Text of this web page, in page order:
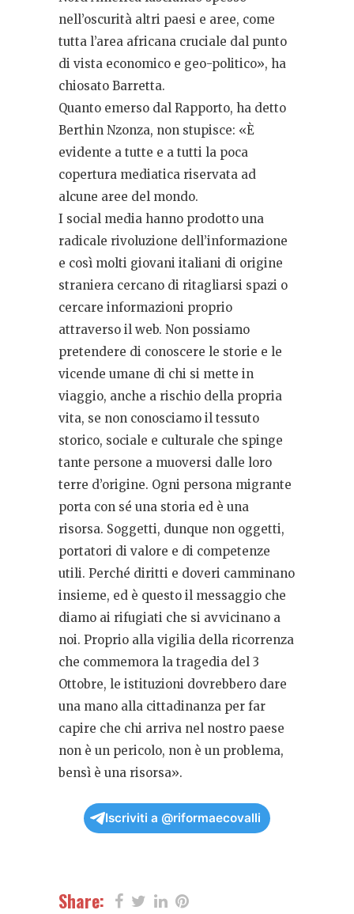
nell’oscurità altri paesi e aree, come
tutta l’area africana cruciale dal punto
di vista economico e geo-politico», ha
chiosato Barretta.
Quanto emerso dal Rapporto, ha detto
Berthin Nzonza, non stupisce: «È
evidente a tutte e a tutti la poca
copertura mediatica riservata ad
alcune aree del mondo.
I social media hanno prodotto una
radicale rivoluzione dell’informazione
e così molti giovani italiani di origine
straniera cercano di ritagliarsi spazi o
cercare informazioni proprio
attraverso il web. Non possiamo
pretendere di conoscere le storie e le
vicende umane di chi si mette in
viaggio, anche a rischio della propria
vita, se non conosciamo il tessuto
storico, sociale e culturale che spinge
tante persone a muoversi dalle loro
terre d’origine. Ogni persona migrante
porta con sé una storia ed è una
risorsa. Soggetti, dunque non oggetti,
portatori di valore e di competenze
utili. Perché diritti e doveri camminano
insieme, ed è questo il messaggio che
diamo ai rifugiati che si avvicinano a
noi. Proprio alla vigilia della ricorrenza
che commemora la tragedia del 3
Ottobre, le istituzioni dovrebbero dare
una mano alla cittadinanza per far
capire che chi arriva nel nostro paese
non è un pericolo, non è un problema,
bensì è una risorsa».
Iscriviti a @riformaecovalli
Share: